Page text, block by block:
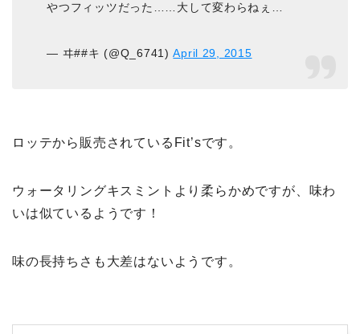
やつフィッツだった……大して変わらねぇ…
— ヰ##キ (@Q_6741)April 29, 2015
ロッテから販売されているFit’sです。
ウォータリングキスミントより柔らかめですが、味わ
いは似ているようです！
味の長持ちさも大差はないようです。